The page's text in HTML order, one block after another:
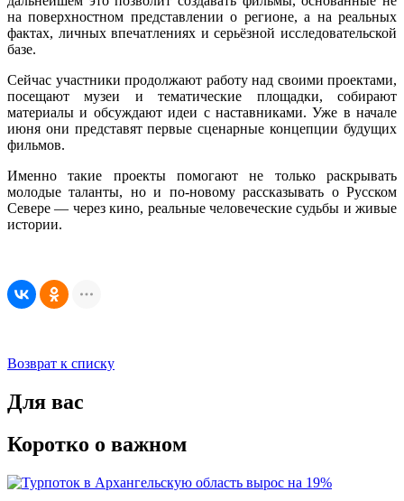
на поверхностном представлении о регионе, а на реальных
фактах, личных впечатлениях и серьёзной исследовательской
базе.
Сейчас участники продолжают работу над своими проектами,
посещают музеи и тематические площадки, собирают
материалы и обсуждают идеи с наставниками. Уже в начале
июня они представят первые сценарные концепции будущих
фильмов.
Именно такие проекты помогают не только раскрывать
молодые таланты, но и по-новому рассказывать о Русском
Севере — через кино, реальные человеческие судьбы и живые
истории.
Возврат к списку
Для вас
Коротко о важном